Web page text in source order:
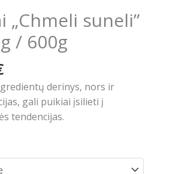
„Chmeli suneli”
/ 600g
through
8.19€
derinys, nors ir
gali puikiai įsilieti į
tendencijas.